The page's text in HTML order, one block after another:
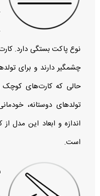
نوع پاکت بستگی دارد.
چشمگیر دارند و برای
حالی که کارت‌های کوچک
تولدهای دوستانه،
است.